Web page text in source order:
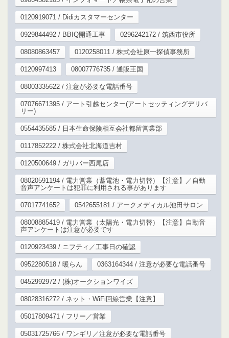
0120919071 / Didiカスタマーセンター
0929844492 / BBIQ開通工事 0296242172 / 筑西市役所
08080863457 0120258011 / 株式会社原一探偵事務所
0120997413 08007776735 / 通販王国
08003335622 / 注意が必要な電話番号
07076671395 / アート引越センター(アートセッティングデリバ
リー)
0554435585 / 日本生命保険相互会社都留営業部
0117852222 / 株式会社北海道吉村
0120500649 / ガリバー西尾店
08020591194 / 電力営業（蓄電池・電力切替）【注意】／自動
音声アンケートは犯罪に利用される事があります
07017741652 0542655181 / アークメディカル池田サロン
08008885419 / 電力営業（太陽光・電力切替）【注意】自動音
声アンケートは注意が必要です
0120923439 / ニフティ／工事日の確認
0952280518 / 暖らん 0363164344 / 注意が必要な電話番号
0452992972 / (株)オークションワイズ
08028316272 / ネット・WiFi回線営業【注意】
05017809471 / フリー／営業
05031725766 / ワンギリ／注意が必要な電話番号